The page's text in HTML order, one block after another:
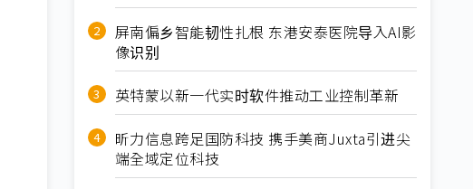
屏南偏乡智能韧性扎根 东港安泰医院导入AI影
像识别
英特蒙以新一代实时软件推动工业控制革新
昕力信息跨足国防科技 携手美商Juxta引进尖
端全域定位科技